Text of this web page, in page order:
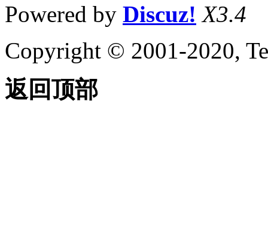
Powered by Discuz! X3.4
Copyright © 2001-2020,
返回顶部